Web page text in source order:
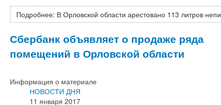
Подробнее: В Орловской области арестовано 113 литров
Сбербанк объявляет о продаже ряда
помещений в Орловской области
Информация о материале
НОВОСТИ ДНЯ
11 января 2017